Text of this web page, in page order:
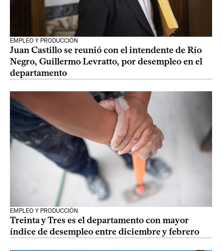
EMPLEO Y PRODUCCIÓN
Juan Castillo se reunió con el intendente de Río
Negro, Guillermo Levratto, por desempleo en el
departamento
EMPLEO Y PRODUCCIÓN
Treinta y Tres es el departamento con mayor
índice de desempleo entre diciembre y febrero